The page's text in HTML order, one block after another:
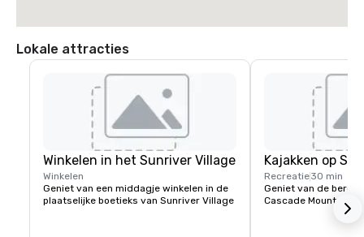
Lokale attracties
Winkelen in het Sunriver Village
Winkelen
Geniet van een middagje winkelen in de
plaatselijke boetieks van Sunriver Village
Kajakken op
Recreatie30 min
Geniet van de
Cascade Mountains